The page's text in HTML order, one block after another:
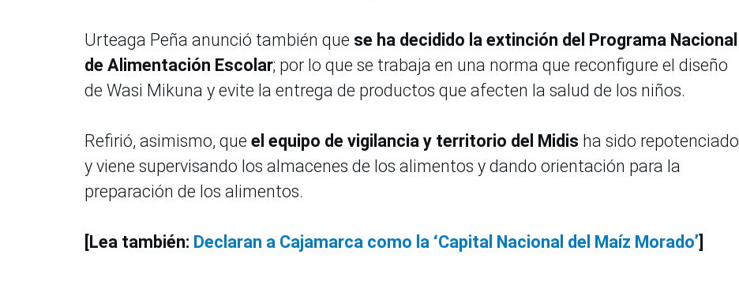
Urteaga Peña anunció también que se ha decidido la extinción del Programa Nacional
de Alimentación Escolar; por lo que se trabaja en una norma que reconfigure el diseño
de Wasi Mikuna y evite la entrega de productos que afecten la salud de los niños.
Refirió, asimismo, que el equipo de vigilancia y territorio del Midis ha sido repotenciado
y viene supervisando los almacenes de los alimentos y dando orientación para la
preparación de los alimentos.
[Lea también: Declaran a Cajamarca como la ‘Capital Nacional del Maíz Morado’]